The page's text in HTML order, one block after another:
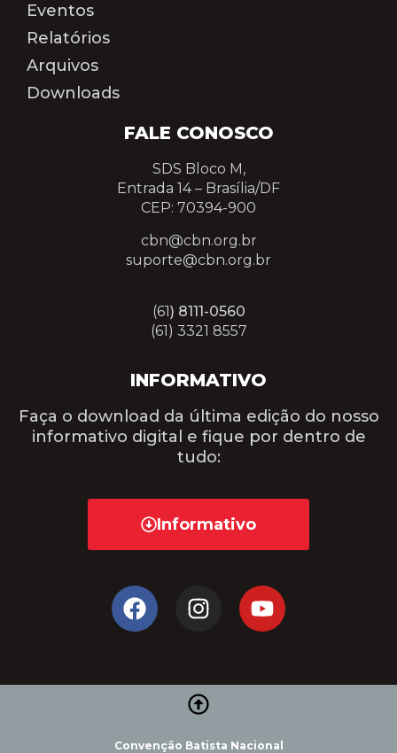
INFORMATIVO
Faça o download da última edição do nosso
informativo digital e fique por dentro de
tudo:
Informativo
FALE CONOSCO
SDS Bloco M,
Entrada 14 – Brasília/DF
CEP: 70394-900
cbn@cbn.org.br
suporte@cbn.org.br
(61) 8111-0560
(61) 3321 8557
Eventos
Relatórios
Arquivos
Downloads
Convenção Batista Nacional